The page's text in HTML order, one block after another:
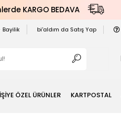
KARGO BEDAVA
Bayilik bi'aldım da Satış Yap
ÖZEL ÜRÜNLER KARTPOSTAL